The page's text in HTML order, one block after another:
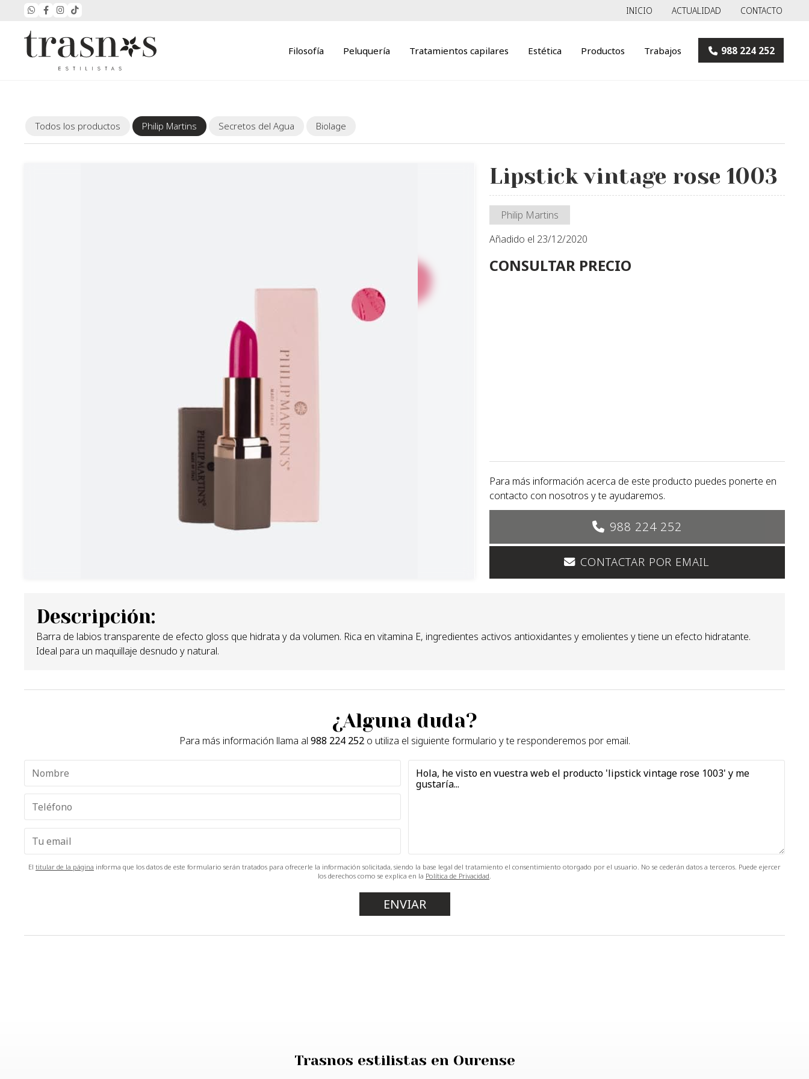
INICIO ACTUALIDAD CONTACTO
Filosofía Peluquería Tratamientos capilares Estética Productos Trabajos 988 224 252
Todos los productos Philip Martins Secretos del Agua Biolage
Lipstick vintage rose 1003
Philip Martins
Añadido el 23/12/2020
CONSULTAR PRECIO
Para más información acerca de este producto puedes ponerte en
contacto con nosotros y te ayudaremos.
988 224 252
CONTACTAR POR EMAIL
Descripción:
Barra de labios transparente de efecto gloss que hidrata y da volumen. Rica en vitamina E, ingredientes activos antioxidantes y emolientes y tiene un efecto hidratante.
Ideal para un maquillaje desnudo y natural.
¿Alguna duda?
Para más información llama al 988 224 252o utiliza el siguiente formulario y te responderemos por email.
El titular de la página informa que los datos de este formulario serán tratados para ofrecerle la información solicitada, siendo la base legal del tratamiento el consentimiento otorgado por el usuario. No se cederán datos a terceros. Puede ejercer
los derechos como se explica en la Política de Privacidad
Trasnos estilistas en Ourense